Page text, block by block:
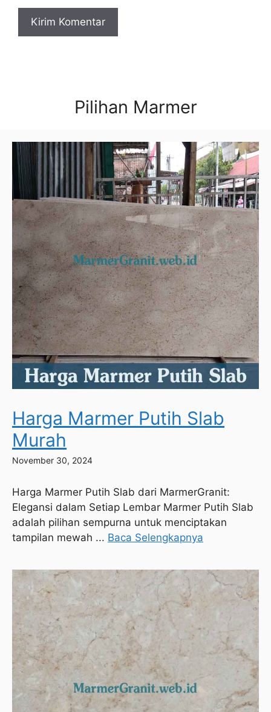
Pilihan Marmer
Harga Marmer Putih Slab
Murah
November 30, 2024
Harga Marmer Putih Slab dari MarmerGranit:
Elegansi dalam Setiap Lembar Marmer Putih Slab
adalah pilihan sempurna untuk menciptakan
tampilan mewah ... Baca Selengkapnya